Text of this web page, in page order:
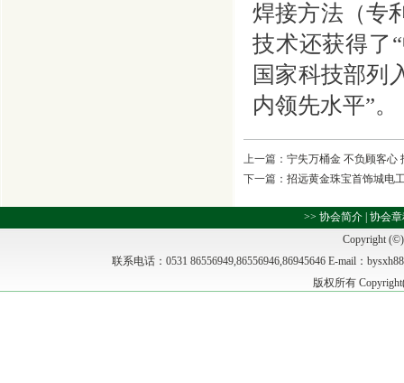
焊接方法（专
技术还获得了
国家科技部列
内领先水平”。
上一篇： 宁失万桶金 不负顾客心
下一篇： 招远黄金珠宝首饰城电
>> 协会简介 协会
Copyright (©)
联系电话：0531 86556949,86556946,86945646 E-mail：
版权所有